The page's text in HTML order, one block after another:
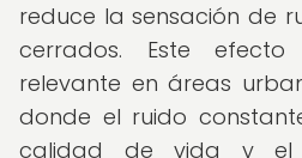
reduce la sensación de
cerrados. Este efecto
relevante en áreas
donde el ruido
calidad de vida y el